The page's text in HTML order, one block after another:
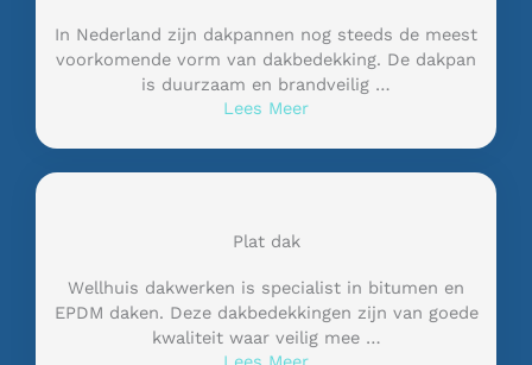
In Nederland zijn dakpannen nog steeds de meest
voorkomende vorm van dakbedekking. De dakpan
is duurzaam en brandveilig …
Lees Meer
Plat dak
Wellhuis dakwerken is specialist in bitumen en
EPDM daken. Deze dakbedekkingen zijn van goede
kwaliteit waar veilig mee …